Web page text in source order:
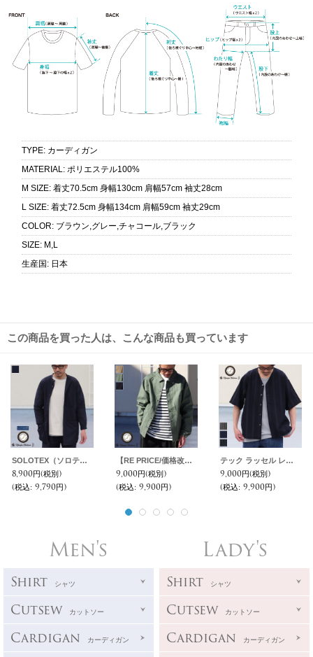
TYPE: カーディガン
MATERIAL: ポリエステル100%
M SIZE: 着丈70.5cm 身幅130cm 肩幅57cm 袖丈28cm
L SIZE: 着丈72.5cm 身幅134cm 肩幅59cm 袖丈29cm
COLOR: ブラウン,グレー,チャコール,ブラック
SIZE: M,L
生産国 : 日本
この商品を買った人は、こんな商品も買っています
SOLOTEX（ソロテックス）DRY サッカーギンガム バンドカラー ツールポケ 9分袖シャツ【MADE IN JAPAN】『日本製』Upscape Audience
8,900円(税別)
(税込: 9,790円)
【RE PRICE/価格改定】ヨコムラバックサテン アシンメトリーコーチジャケット 『日本製』/ Upscape Audience
9,000円(税別)
(税込: 9,900円)
テック ラッセル レース ハーフスリーブ ベースボール カーディガン【MADE IN JAPAN】『日本製』/ Upscape Audience
9,000円(税別)
(税込: 9,900円)
Men's
Shirt シャツ
Cutsew カットソー
Cardigan カーディガン
Lady's
Shirt シャツ
Cutsew カットソー
Cardigan カーディガン